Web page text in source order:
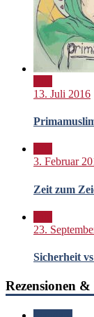
13. Juli 2016
3. Februar
Zeit zum
23.
Sicherheit
Rezensionen